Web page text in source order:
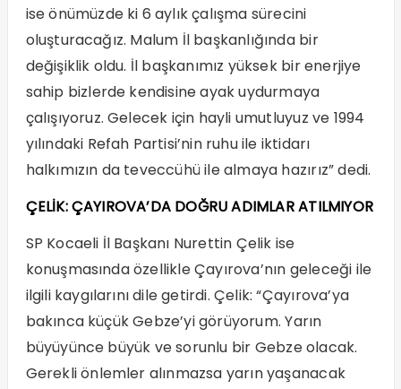
ise önümüzde ki 6 aylık çalışma sürecini
oluşturacağız. Malum İl başkanlığında bir
değişiklik oldu. İl başkanımız yüksek bir enerjiye
sahip bizlerde kendisine ayak uydurmaya
çalışıyoruz. Gelecek için hayli umutluyuz ve 1994
yılındaki Refah Partisi’nin ruhu ile iktidarı
halkımızın da teveccühü ile almaya hazırız” dedi.
ÇELİK: ÇAYIROVA’DA DOĞRU ADIMLAR ATILMIYOR
SP Kocaeli İl Başkanı Nurettin Çelik ise
konuşmasında özellikle Çayırova’nın geleceği ile
ilgili kaygılarını dile getirdi. Çelik: “Çayırova’ya
bakınca küçük Gebze’yi görüyorum. Yarın
büyüyünce büyük ve sorunlu bir Gebze olacak.
Gerekli önlemler alınmazsa yarın yaşanacak